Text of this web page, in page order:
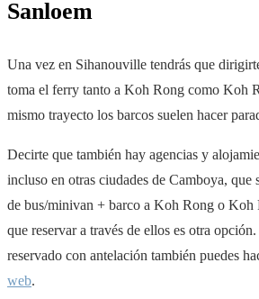
Sanloem
Una vez en Sihanouville tendrás que
toma el ferry tanto a Koh Rong como Koh
mismo trayecto los barcos suelen hacer
Decirte que también hay agencias y
incluso en otras ciudades de Camboya, que
de bus/minivan + barco a Koh Rong o Koh
que reservar a través de ellos es otra
reservado con antelación también puedes
web.